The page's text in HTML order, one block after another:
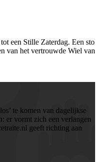
een Stille Zaterdag. Een
van het vertrouwde Wiel van
te komen van dagelijkse
er vormt zich een verlangen
geeft richting aan